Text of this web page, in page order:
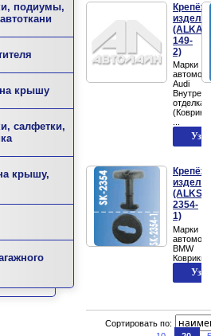
подиумы,
крышу
салфетки,
крышу,
149-
2)
Марки
Audi
отделка
(Коврики)
...
2354-
1)
Марки
BMW
Коврики
Сортировать по: